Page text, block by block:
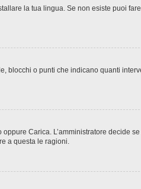
la tua lingua. Se non esiste puoi
blocchi o punti che indicano quanti
Carica. L’amministratore decide
a questa le ragioni.